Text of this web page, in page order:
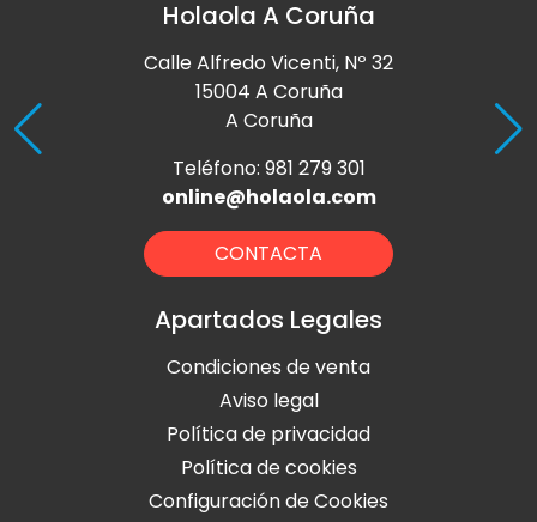
Holaola A Coruña
Calle Alfredo Vicenti, Nº 32
15004 A Coruña
A Coruña
Teléfono: 981 279 301
online@holaola.com
CONTACTA
Apartados Legales
Condiciones de venta
Aviso legal
Política de privacidad
Política de cookies
Configuración de Cookies